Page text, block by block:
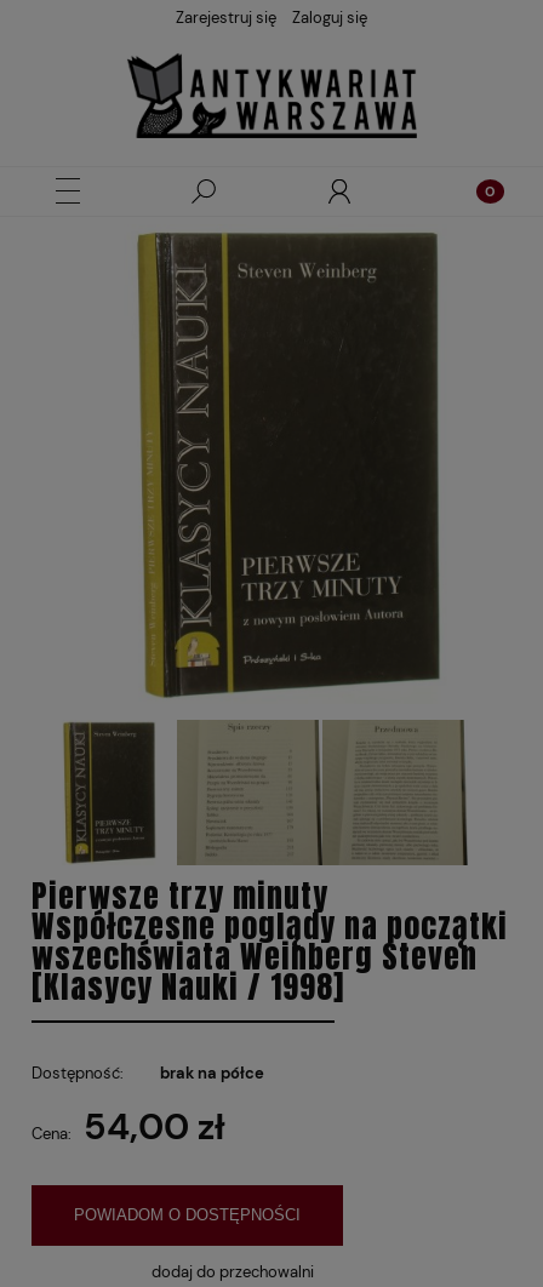
Zarejestruj się Zaloguj się
Pierwsze trzy minuty
Współczesne poglądy na początki
wszechświata Weinberg Steven
[Klasycy Nauki / 1998]
Dostępność: brak na półce
Cena: 54,00 zł
POWIADOM O DOSTĘPNOŚCI
dodaj do przechowalni